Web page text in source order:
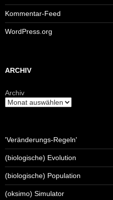
Kommentar-Feed
WordPress.org
ARCHIV
Archiv
'Veränderungs-Regeln'
(biologische) Evolution
(biologische) Population
(oksimo) Simulator